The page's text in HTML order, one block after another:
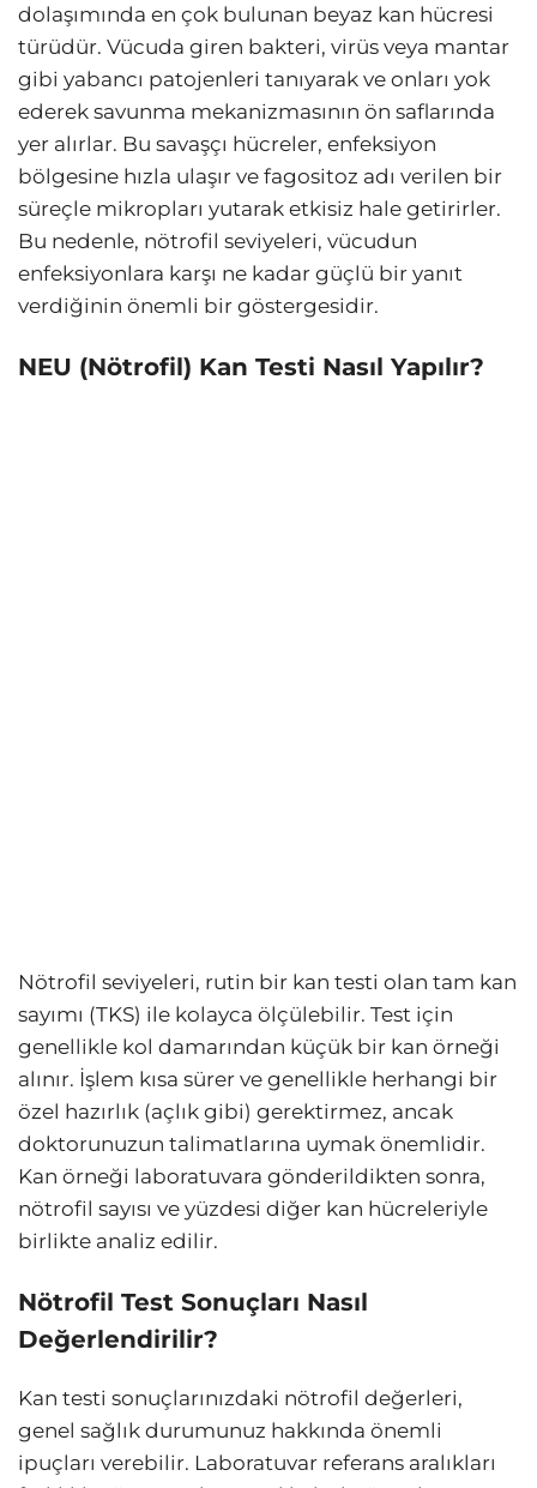
dolaşımında en çok bulunan beyaz kan hücresi
türüdür. Vücuda giren bakteri, virüs veya mantar
gibi yabancı patojenleri tanıyarak ve onları yok
ederek savunma mekanizmasının ön saflarında
yer alırlar. Bu savaşçı hücreler, enfeksiyon
bölgesine hızla ulaşır ve fagositoz adı verilen bir
süreçle mikropları yutarak etkisiz hale getirirler.
Bu nedenle, nötrofil seviyeleri, vücudun
enfeksiyonlara karşı ne kadar güçlü bir yanıt
verdiğinin önemli bir göstergesidir.
NEU (Nötrofil) Kan Testi Nasıl Yapılır?
Nötrofil seviyeleri, rutin bir kan testi olan tam kan
sayımı (TKS) ile kolayca ölçülebilir. Test için
genellikle kol damarından küçük bir kan örneği
alınır. İşlem kısa sürer ve genellikle herhangi bir
özel hazırlık (açlık gibi) gerektirmez, ancak
doktorunuzun talimatlarına uymak önemlidir.
Kan örneği laboratuvara gönderildikten sonra,
nötrofil sayısı ve yüzdesi diğer kan hücreleriyle
birlikte analiz edilir.
Nötrofil Test Sonuçları Nasıl
Değerlendirilir?
Kan testi sonuçlarınızdaki nötrofil değerleri,
genel sağlık durumunuz hakkında önemli
ipuçları verebilir. Laboratuvar referans aralıkları